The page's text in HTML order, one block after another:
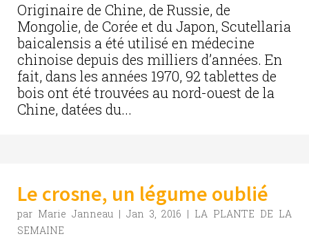
Originaire de Chine, de Russie, de
Mongolie, de Corée et du Japon, Scutellaria
baicalensis a été utilisé en médecine
chinoise depuis des milliers d’années. En
fait, dans les années 1970, 92 tablettes de
bois ont été trouvées au nord-ouest de la
Chine, datées du...
Le crosne, un légume oublié
par Marie Janneau| Jan 3, 2016 | LA PLANTE DE LA
SEMAINE